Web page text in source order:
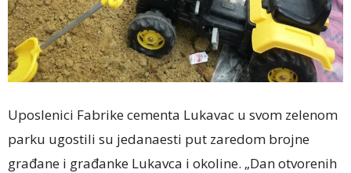
Uposlenici Fabrike cementa Lukavac u svom zelenom
parku ugostili su jedanaesti put zaredom brojne
građane i građanke Lukavca i okoline. „Dan otvorenih